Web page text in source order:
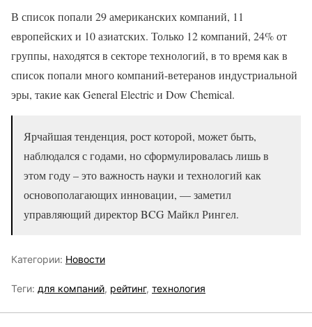
В список попали 29 американских компаний, 11
европейских и 10 азиатских. Только 12 компаний, 24% от
группы, находятся в секторе технологий, в то время как в
список попали много компаний-ветеранов индустриальной
эры, такие как General Electric и Dow Chemical.
Ярчайшая тенденция, рост которой, может быть,
наблюдался с годами, но сформулировалась лишь в
этом году – это важность науки и технологий как
основополагающих инновации, — заметил
управляющий директор BCG Майкл Рингел.
Категории: Новости
Теги: для компаний, рейтинг, технология